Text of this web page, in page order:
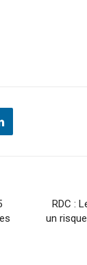
RDC :
un